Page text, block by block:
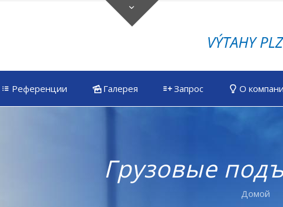
Референции Галерея Запрос О
Грузовые
Домой